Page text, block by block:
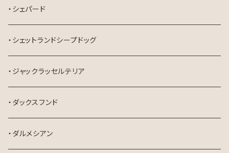
・シェパード
・シェットランドシープドッグ
・ジャックラッセルテリア
・ダックスフンド
・ダルメシアン